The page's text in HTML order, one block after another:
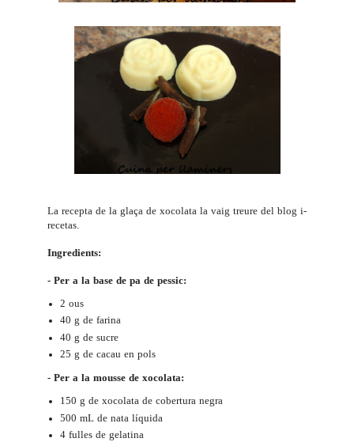
La recepta de la glaça de xocolata la vaig treure del blog i-
recetas
Ingredients:
- Per a la base de pa de pessic:
2 ous
40 g de farina
40 g de sucre
25 g de cacau en pols
- Per a la mousse de xocolata:
150 g de xocolata de cobertura negra
500 mL de nata líquida
4 fulles de gelatina